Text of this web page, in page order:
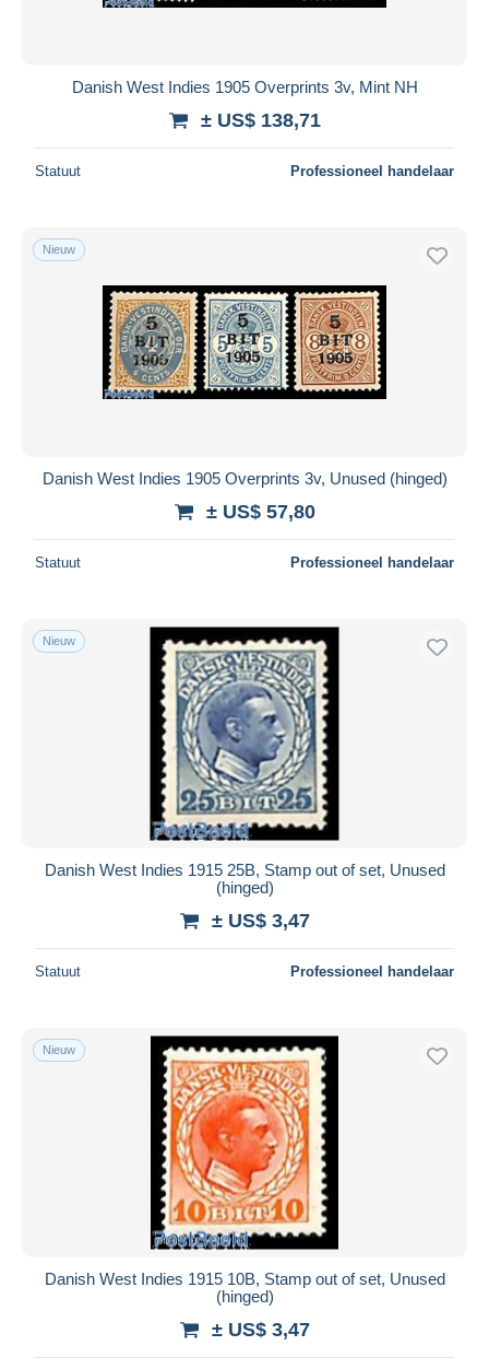
Danish West Indies 1905 Overprints 3v, Mint NH
± US$ 138,71
Statuut Professioneel handelaar
Nieuw
Danish West Indies 1905 Overprints 3v, Unused (hinged)
± US$ 57,80
Statuut Professioneel handelaar
Nieuw
Danish West Indies 1915 25B, Stamp out of set, Unused
(hinged)
± US$ 3,47
Statuut Professioneel handelaar
Nieuw
Danish West Indies 1915 10B, Stamp out of set, Unused
(hinged)
± US$ 3,47